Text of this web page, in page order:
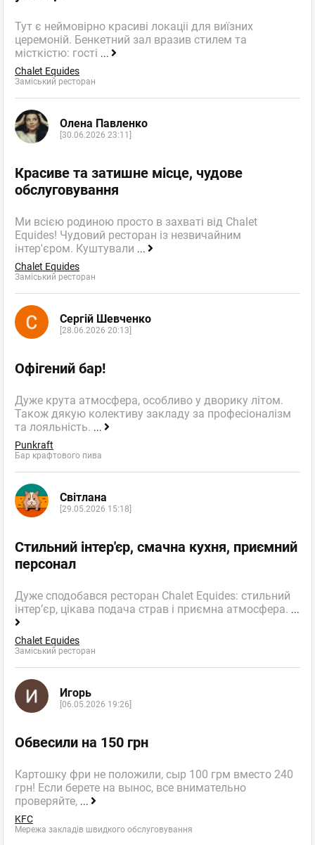
Тут є неймовірно красиві локаціі для виїзних
церемоній. Бенкетний зал вразив стилем та
місткістю: гості ...
Chalet Equides
Заміський ресторан
Олена Павленко
[30.06.2026 23:11]
Красиве та затишне місце, чудове
обслуговування
Ми всією родиною просто в захваті від Chalet
Equides! Чудовий ресторан із незвичайним
інтер'єром. Куштували ...
Chalet Equides
Заміський ресторан
Сергій Шевченко
[28.06.2026 20:13]
Офігений бар!
Дуже крута атмосфера, особливо у дворику літом.
Також дякую колективу закладу за професіоналізм
та лояльність. ...
Punkraft
Бар крафтового пива
Світлана
[29.05.2026 15:18]
Стильний інтер'єр, смачна кухня, приємний
персонал
Дуже сподобався ресторан Chalet Equides: стильний
інтер’єр, цікава подача страв і приємна атмосфера. ...
Chalet Equides
Заміський ресторан
Игорь
[06.05.2026 19:26]
Обвесили на 150 грн
Картошку фри не положили, сыр 100 грм вместо 240
грн! Если берете на вынос, все внимательно
проверяйте, ...
KFC
Мережа закладів швидкого обслуговування